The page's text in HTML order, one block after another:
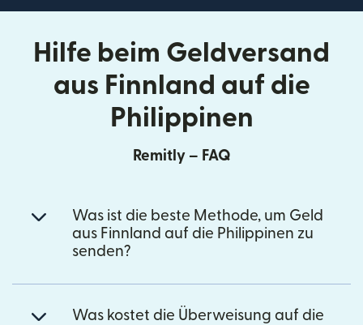
Hilfe beim Geldversand
aus Finnland auf die
Philippinen
Remitly – FAQ
Was ist die beste Methode, um Geld
aus Finnland auf die Philippinen zu
senden?
Was kostet die Überweisung auf die